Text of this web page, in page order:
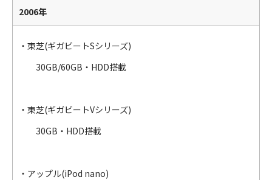
2006年
・東芝(ギガビートSシリーズ)
30GB/60GB・HDD搭載
・東芝(ギガビートVシリーズ)
30GB・HDD搭載
・アップル(iPod nano)